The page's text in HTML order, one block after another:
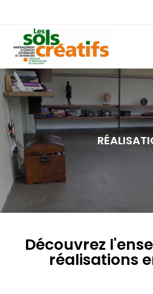
Découvrez
réalisations